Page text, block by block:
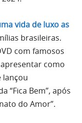
vida de luxo as
brasileiras.
com famosos
como
lançou
“Fica Bem”, após
do Amor”.